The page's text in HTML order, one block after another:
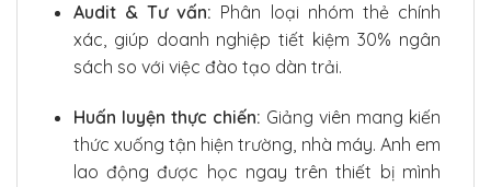
Audit & Tư vấn: Phân loại nhóm thẻ chính
xác, giúp doanh nghiệp tiết kiệm 30% ngân
sách so với việc đào tạo dàn trải.
Huấn luyện thực chiến: Giảng viên mang kiến
thức xuống tận hiện trường, nhà máy. Anh em
lao động được học ngay trên thiết bị mình